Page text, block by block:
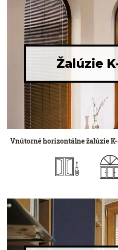
Žalúzie
Vnútorné horizontálne žalúzie